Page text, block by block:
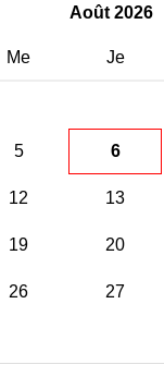
Août 2026
Me Je
5 6
12 13
19 20
26 27